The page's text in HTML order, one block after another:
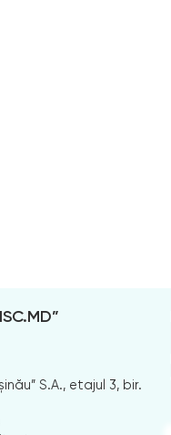
S.A., etajul 3, bir.